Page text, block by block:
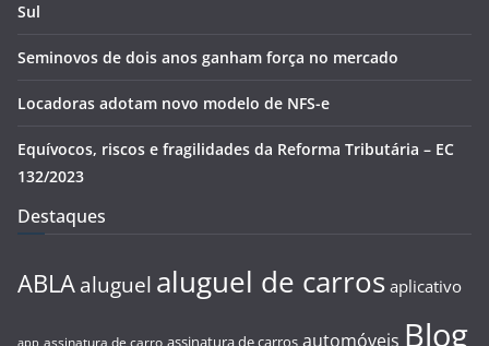
Sul
Seminovos de dois anos ganham força no mercado
Locadoras adotam novo modelo de NFS-e
Equívocos, riscos e fragilidades da Reforma Tributária – EC
132/2023
Destaques
ABLA aluguel aluguel de carros aplicativo
app assinatura de carros automóveis Blog